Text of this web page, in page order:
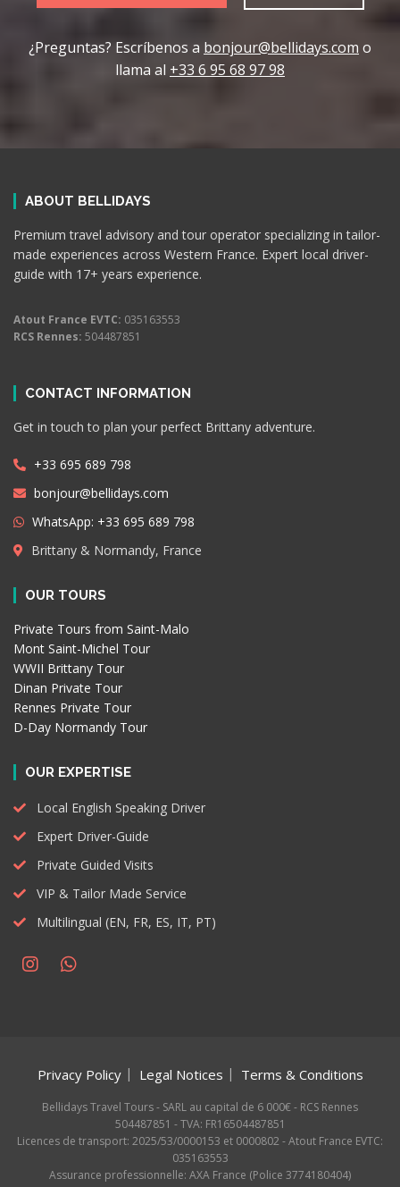
¿Preguntas? Escríbenos a bonjour@bellidays.com o
llama al +33 6 95 68 97 98
ABOUT BELLIDAYS
Premium travel advisory and tour operator specializing in tailor-
made experiences across Western France. Expert local driver-
guide with 17+ years experience.
Atout France EVTC: 035163553
RCS Rennes: 504487851
CONTACT INFORMATION
Get in touch to plan your perfect Brittany adventure.
+33 695 689 798
bonjour@bellidays.com
WhatsApp: +33 695 689 798
Brittany & Normandy, France
OUR TOURS
Private Tours from Saint-Malo
Mont Saint-Michel Tour
WWII Brittany Tour
Dinan Private Tour
Rennes Private Tour
D-Day Normandy Tour
OUR EXPERTISE
Local English Speaking Driver
Expert Driver-Guide
Private Guided Visits
VIP & Tailor Made Service
Multilingual (EN, FR, ES, IT, PT)
Privacy Policy Legal Notices Terms & Conditions
Bellidays Travel Tours - SARL au capital de 6 000€ - RCS Rennes
504487851 - TVA: FR16504487851
Licences de transport: 2025/53/0000153 et 0000802 - Atout France EVTC:
035163553
Assurance professionnelle: AXA France (Police 3774180404)